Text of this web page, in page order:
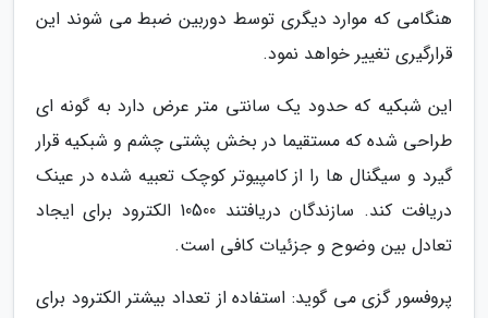
هنگامی که موارد دیگری توسط دوربین ضبط می شوند این
قرارگیری تغییر خواهد نمود.
این شبکیه که حدود یک سانتی متر عرض دارد به گونه ای
طراحی شده که مستقیما در بخش پشتی چشم و شبکیه قرار
گیرد و سیگنال ها را از کامپیوتر کوچک تعبیه شده در عینک
دریافت کند. سازندگان دریافتند 10500 الکترود برای ایجاد
تعادل بین وضوح و جزئیات کافی است.
پروفسور گزی می گوید: استفاده از تعداد بیشتر الکترود برای